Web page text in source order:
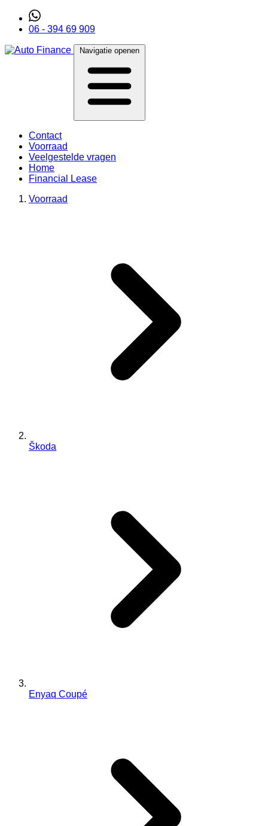
06 - 394 69 909
Navigatie openen
Contact
Voorraad
Veelgestelde vragen
Home
Financial Lease
Voorraad
Škoda
Enyaq Coupé